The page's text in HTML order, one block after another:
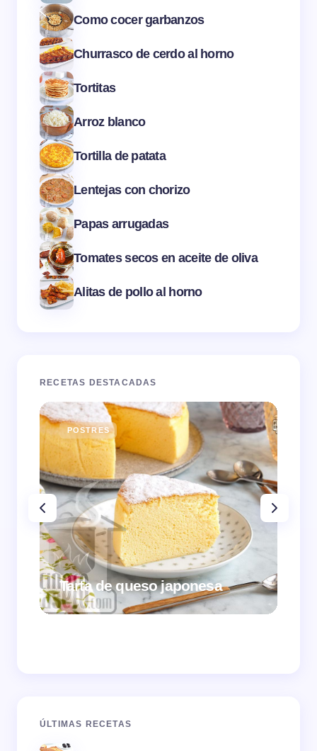
Como cocer garbanzos
Churrasco de cerdo al horno
Tortitas
Arroz blanco
Tortilla de patata
Lentejas con chorizo
Papas arrugadas
Tomates secos en aceite de oliva
Alitas de pollo al horno
RECETAS DESTACADAS
POSTRES
Tarta de queso japonesa
ÚLTIMAS RECETAS